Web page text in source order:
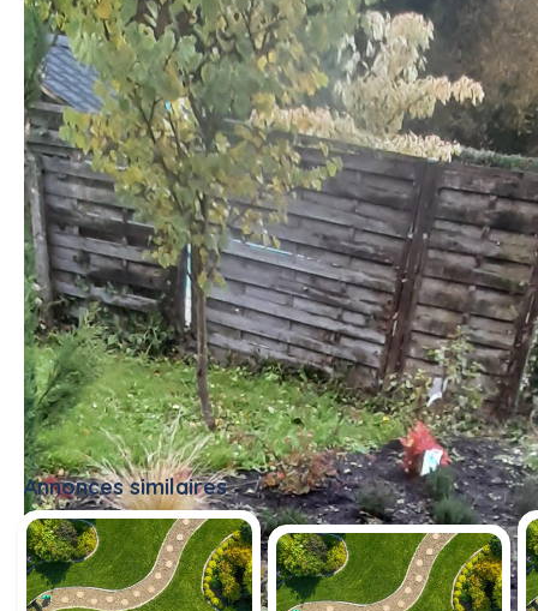
spécifique etc je travail sur tout le 77 94 91.
#entretien espace vert
Annonces similaires Tout voir